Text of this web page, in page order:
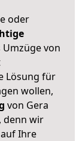
oder
von
Lösung für
wollen,
von Gera
denn wir
Ihre